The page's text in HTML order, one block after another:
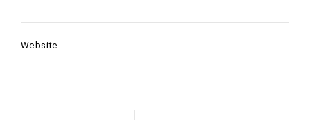
Website